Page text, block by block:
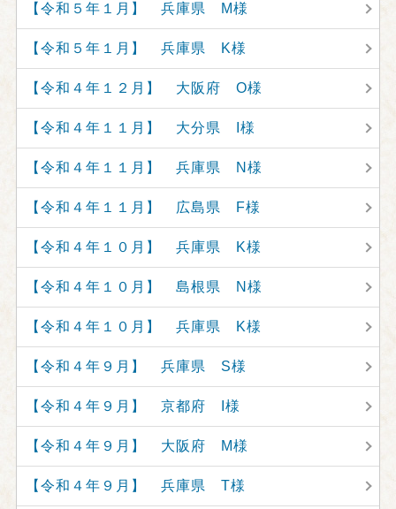
【令和５年１月】 兵庫県 M様
【令和５年１月】 兵庫県 K様
【令和４年１２月】 大阪府 O様
【令和４年１１月】 大分県 I様
【令和４年１１月】 兵庫県 N様
【令和４年１１月】 広島県 F様
【令和４年１０月】 兵庫県 K様
【令和４年１０月】 島根県 N様
【令和４年１０月】 兵庫県 K様
【令和４年９月】 兵庫県 S様
【令和４年９月】 京都府 I様
【令和４年９月】 大阪府 M様
【令和４年９月】 兵庫県 T様